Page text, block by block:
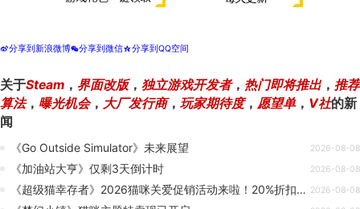
t分享到新浪微博w分享到微信z分享到QQ空间
关于Steam ， 界面改版， 独立游戏开发者， 热门即将推出 ， 推荐
算法， 曝光机会， 大厂发行商， 玩家期待度， 愿望单， V社的新
闻
《Go Outside Simulator》未来展望 2026-08-08
《加油站大亨》仅剩3天倒计时 2026-08-08
《超级猫幸存者》2026猫咪关爱促销活动来啦！20%折扣开启🔖更多捆绑包已上线 2026-08-08